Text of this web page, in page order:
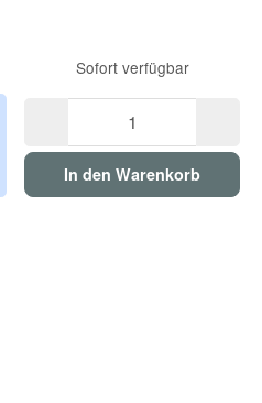
Sofort verfügbar
In den Warenkorb